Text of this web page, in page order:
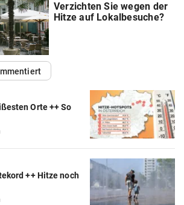
Verzichten Sie wegen der
Hitze auf Lokalbesuche?
Orte ++ So
++ Hitze noch